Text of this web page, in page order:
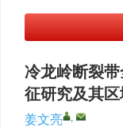
冷龙岭断裂
征研究及其
姜文亮 ,